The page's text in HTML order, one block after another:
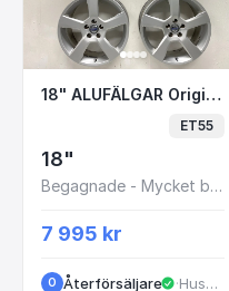
18" ALUFÄLGAR18" ALUFÄLGAR Original VOLVO XC60 Cratus 31255447 5x108
ET55
18"
Begagnade - Mycket bra skick
7 995 kr
O Återförsäljare · Huskvarna